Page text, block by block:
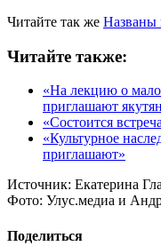
Читайте так же Названы
Читайте также:
«На лекцию о
приглашают
«Состоится
«Культурное
приглашают»
Источник: Екатерина
Фото: Улус.медиа и
Поделиться